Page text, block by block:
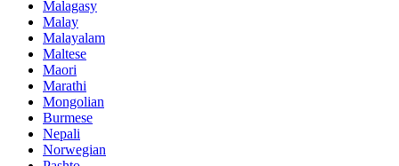
Malagasy
Malay
Malayalam
Maltese
Maori
Marathi
Mongolian
Burmese
Nepali
Norwegian